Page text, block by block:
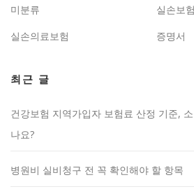
미분류
실손보험
실손의료보험
증명서
최근 글
건강보험 지역가입자 보험료 산정 기준,
나요?
병원비 실비청구 전 꼭 확인해야 할 항목